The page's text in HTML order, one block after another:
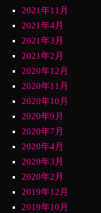
2021年11月
2021年4月
2021年3月
2021年2月
2020年12月
2020年11月
2020年10月
2020年9月
2020年7月
2020年4月
2020年3月
2020年2月
2019年12月
2019年10月